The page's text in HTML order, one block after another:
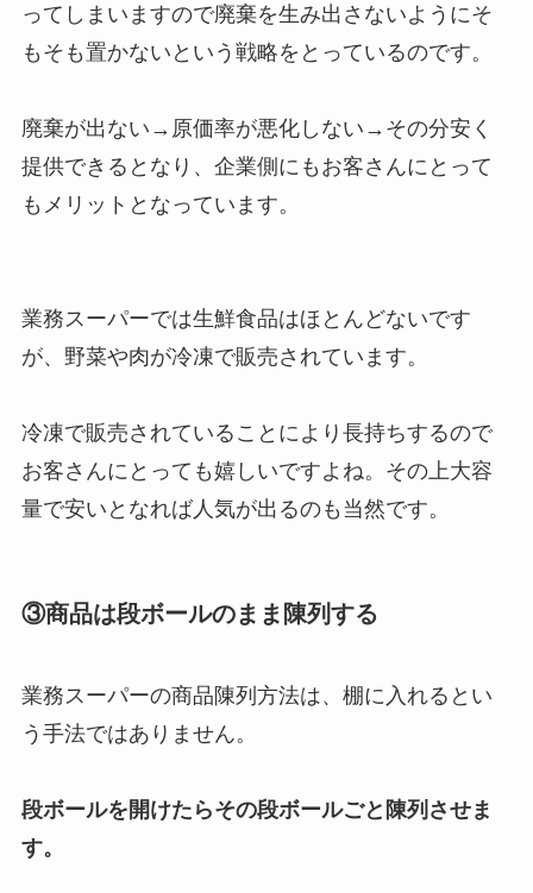
ってしまいますので廃棄を生み出さないようにそ
もそも置かないという戦略をとっているのです。
廃棄が出ない→原価率が悪化しない→その分安く
提供できるとなり、企業側にもお客さんにとって
もメリットとなっています。
業務スーパーでは生鮮食品はほとんどないです
が、野菜や肉が冷凍で販売されています。
冷凍で販売されていることにより長持ちするので
お客さんにとっても嬉しいですよね。その上大容
量で安いとなれば人気が出るのも当然です。
③商品は段ボールのまま陳列する
業務スーパーの商品陳列方法は、棚に入れるとい
う手法ではありません。
段ボールを開けたらその段ボールごと陳列させま
す。